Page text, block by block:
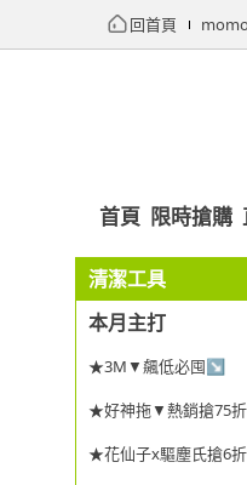
回首頁
首頁 限時搶購
清潔工具
本月主打
★3M▼飆低必囤↘
★好神拖▼熱銷搶75
★花仙子x驅塵氏搶6